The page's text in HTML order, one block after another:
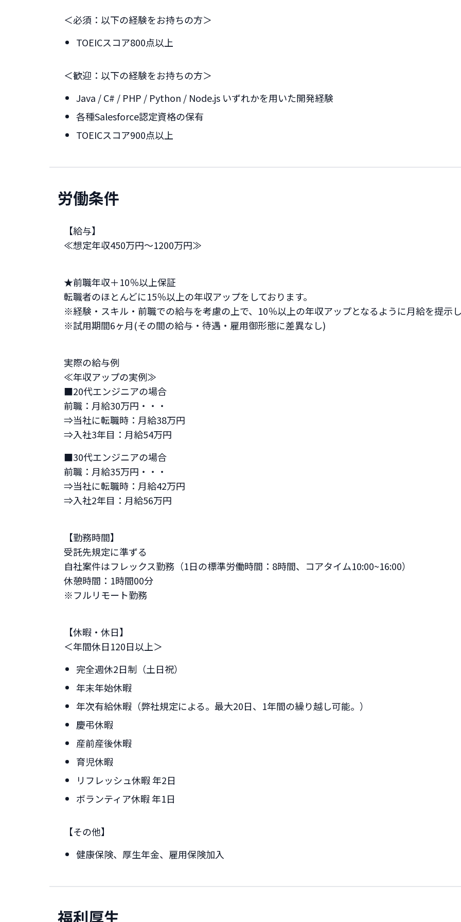
＜必須：以下の経験をお持ちの方＞
TOEICスコア800点以上
＜歓迎：以下の経験をお持ちの方＞
Java / C# / PHP / Python / Node.js いずれかを用いた開発経験
各種Salesforce認定資格の保有
TOEICスコア900点以上
労働条件
【給与】
≪想定年収450万円～1200万円≫
★前職年収＋10％以上保証
転職者のほとんどに15％以上の年収アップをしております。
※経験・スキル・前職での給与を考慮の上で、10％以上の年収アップとなるように月給を提示
※試用期間6ヶ月(その間の給与・待遇・雇用御形態に差異なし)
実際の給与例
≪年収アップの実例≫
■20代エンジニアの場合
前職：月給30万円・・・
⇒当社に転職時：月給38万円
⇒入社3年目：月給54万円
■30代エンジニアの場合
前職：月給35万円・・・
⇒当社に転職時：月給42万円
⇒入社2年目：月給56万円
【勤務時間】
受託先規定に準ずる
自社案件はフレックス勤務（1日の標準労働時間：8時間、コアタイム10:00~16:00）
休憩時間：1時間00分
※フルリモート勤務
【休暇・休日】
＜年間休日120日以上＞
完全週休2日制（土日祝）
年末年始休暇
年次有給休暇（弊社規定による。最大20日、1年間の繰り越し可能。）
慶弔休暇
産前産後休暇
育児休暇
リフレッシュ休暇 年2日
ボランティア休暇 年1日
【その他】
健康保険、厚生年金、雇用保険加入
福利厚生